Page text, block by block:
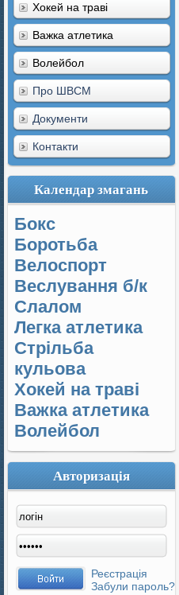
Хокей на траві
Важка атлетика
Волейбол
Про ШВСМ
Документи
Контакти
Календар змагань
Бокс
Боротьба
Велоспорт
Веслування б/к
Cлалом
Легка атлетика
Стрільба
кульова
Хокей на траві
Важка атлетика
Волейбол
Авторизація
Реєстрація
Забули пароль?